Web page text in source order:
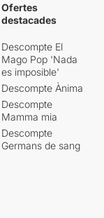
Ofertes
destacades
Descompte El
Mago Pop 'Nada
es imposible'
Descompte Ànima
Descompte
Mamma mia
Descompte
Germans de sang